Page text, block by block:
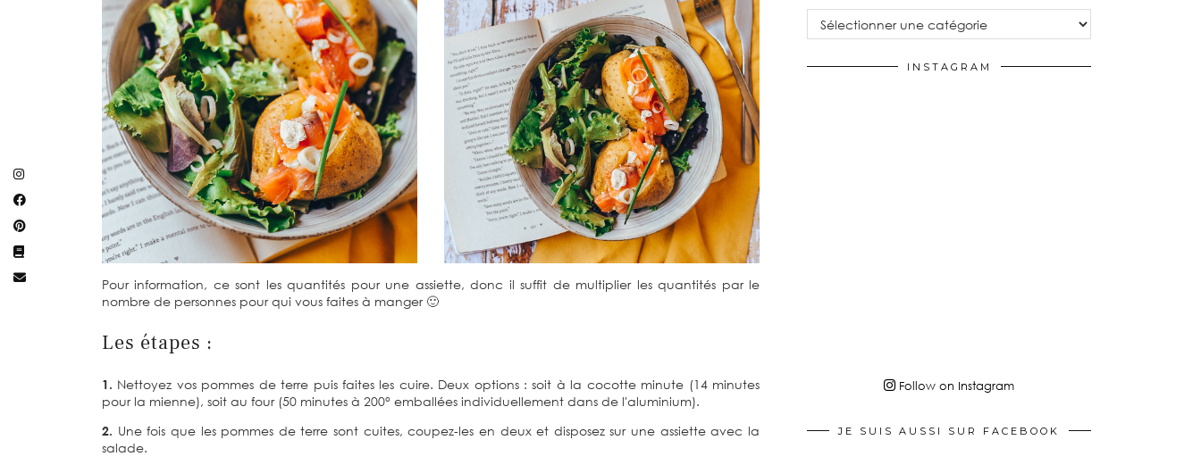
Pour information, ce sont les quantités pour une assiette, donc il suffit de multiplier les quantités par le
nombre de personnes pour qui vous faites à manger 🙂
Les étapes :
1. Nettoyez vos pommes de terre puis faites les cuire. Deux options : soit à la cocotte minute (14 minutes
pour la mienne), soit au four (50 minutes à 200° emballées individuellement dans de l'aluminium).
2. Une fois que les pommes de terre sont cuites, coupez-les en deux et disposez sur une assiette avec la
salade.
Catégories
INSTAGRAM
Follow on Instagram
JE SUIS AUSSI SUR FACEBOOK